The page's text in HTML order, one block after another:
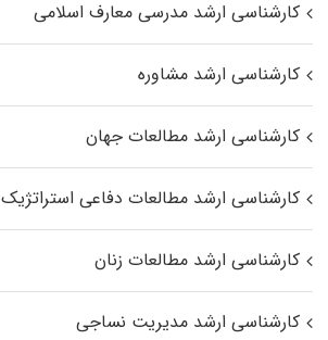
کارشناسی ارشد مدرسی معارف اسلامی
کارشناسی ارشد مشاوره
کارشناسی ارشد مطالعات جهان
کارشناسی ارشد مطالعات دفاعی استراتژیک
کارشناسی ارشد مطالعات زنان
کارشناسی ارشد مدیریت نساجی